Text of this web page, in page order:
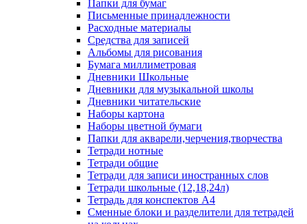
Папки для бумаг
Письменные принадлежности
Расходные материалы
Средства для записей
Альбомы для рисования
Бумага миллиметровая
Дневники Школьные
Дневники для музыкальной школы
Дневники читательские
Наборы картона
Наборы цветной бумаги
Папки для акварели,черчения,творчества
Тетради нотные
Тетради общие
Тетради для записи иностранных слов
Тетради школьные (12,18,24л)
Тетрадь для конспектов А4
Сменные блоки и разделители для тетрадей